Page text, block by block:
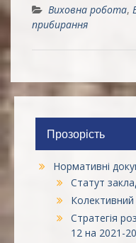
Виховна робота,
прибирання
Прозорість
Нормативні
Статут
Колективний
Стратегія
12 на 2021-